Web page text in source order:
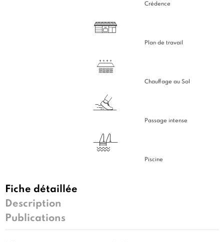
Crédence
Plan de travail
Chauffage au Sol
Passage intense
Piscine
Fiche détaillée
Description
Publications